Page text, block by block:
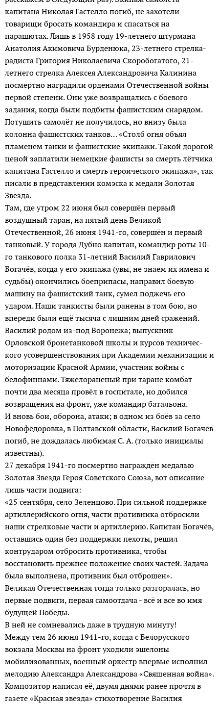
капитана Николая Гастелло погиб, не захотели
товарищи бросать командира и спасаться на
парашютах. Лишь в 1958 году 19-летнего штурмана
Анатолия Акимовича Бурденюка, 23-летнего стрелка-
радиста Григория Николаевича Скоробогатого, 21-
летнего стрелка Алексея Александровича Калинина
посмертно наградили орденами Отечественной войны
первой степени. Они уже возвращались с боевого
задания, когда были подбиты фашистским снарядом.
Потушить самолёт не получилось, но внизу была
колонна фашистских танков… «Столб огня объял
пламенем танки и фашистские экипажи. Такой дорогой
ценой заплатили немецкие фашисты за смерть лётчика
капитана Гастелло и смерть героического экипажа», так
писали в представлении комэска к медали Золотая
Звезда.
Там, где утром 22 июня был совершён первый
воздушный таран, на пятый день Великой
Отечественной, 26 июня 1941-го, совершён и первый
танковый. У города Дубно капитан, командир роты 10-
го танкового полка 31-летний Василий Гаврилович
Богачёв, когда у его экипажа (увы, не знаем их имена и
судьбы) окончились боеприпасы, направил боевую
машину на фашистский танк, сумел поджечь его
ударом. Наши танкисты были ранены в том бою, но
впереди были ещё тысяча с лишним дней сражений.
Василий родом из-под Воронежа; выпускник
Орловской бронетанковой школы и курсов техничес­
кого усовершенствования при Академии механизации и
моторизации Красной Армии, участник войны с
белофиннами. Тяжелораненый при таране комбат
почти два месяца провёл в госпитале, но добился
возвращения на фронт, уже командир батальона.
И вновь бои, оборона, атаки; в одном из боёв за село
Новофёдоровка, в Полтавской области, Василий Богачёв
погиб, не дождалась любимая С. А. (только инициалы
известны).
27 декабря 1941-го посмерт­но награждён медалью
Золотая Звезда Героя Советского Союза, вот описание
лишь части подвига:
«25 сентября, село Зеленцово. При сильной поддержке
артиллерийского огня, час­ти противника отбросили
наши стрелковые части и артиллерию. Капитан Богачёв,
оставшись один без поддержки пехоты, решил
контрударом отбросить противника, чтобы
восстановить прежнее положение своих частей. Задача
была выполнена, противник был отброшен».
Великая Отечественная тогда только разгоралась, но
первые подвиги, первая самоотдача - всё и все во имя
будущей Победы.
В ней не сомневались даже в трудную минуту!
Между тем 26 июня 1941-го, когда с Белорусского
вокзала Москвы на фронт уходили эшелоны
мобилизованных, военный оркестр впервые исполнил
мелодию Александра Александрова «Священная вой­на».
Композитор написал её, двумя днями ранее прочтя в
газете «Красная звезда» стихотворение Василия